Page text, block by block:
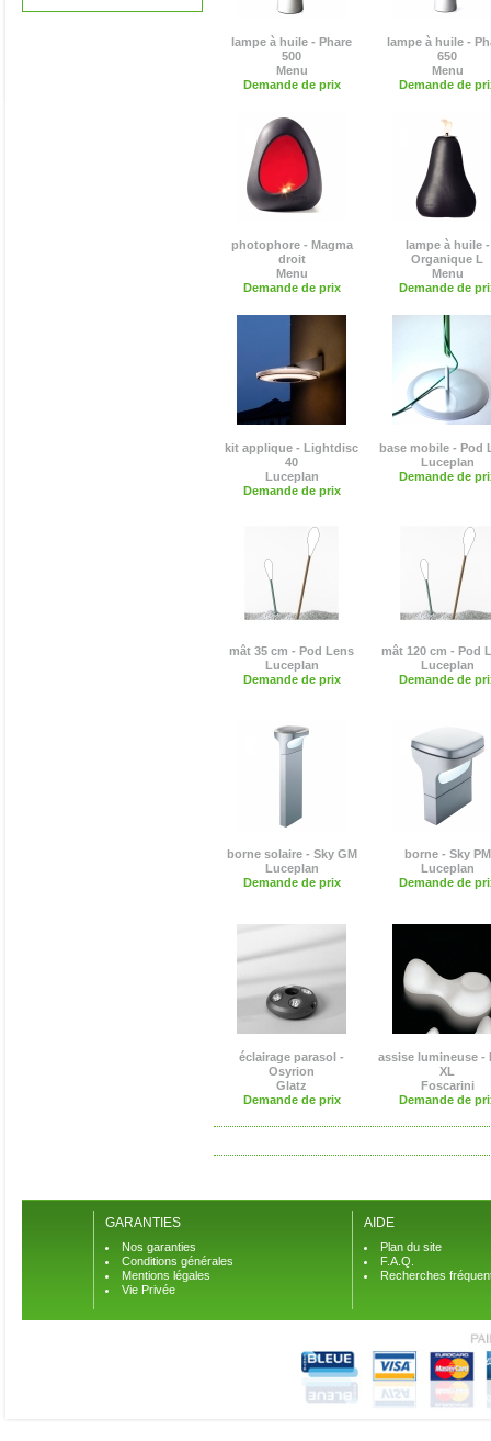
lampe à huile - Phare
500
Menu
Demande de prix
lampe à huile -
650
Menu
Demande de
photophore - Magma
droit
Menu
Demande de prix
lampe à huile -
Organique L
Menu
Demande de
kit applique - Lightdisc
40
Luceplan
Demande de prix
base mobile - Pod
Luceplan
Demande de
mât 35 cm - Pod Lens
Luceplan
Demande de prix
mât 120 cm - Pod
Luceplan
Demande de
borne solaire - Sky GM
Luceplan
Demande de prix
borne - Sky PM
Luceplan
Demande de
éclairage parasol -
Osyrion
Glatz
Demande de prix
assise lumineuse -
XL
Foscarini
Demande de
GARANTIES
Nos garanties
Conditions générales
Mentions légales
Vie Privée
AIDE
Plan du site
F.A.Q.
Recherches